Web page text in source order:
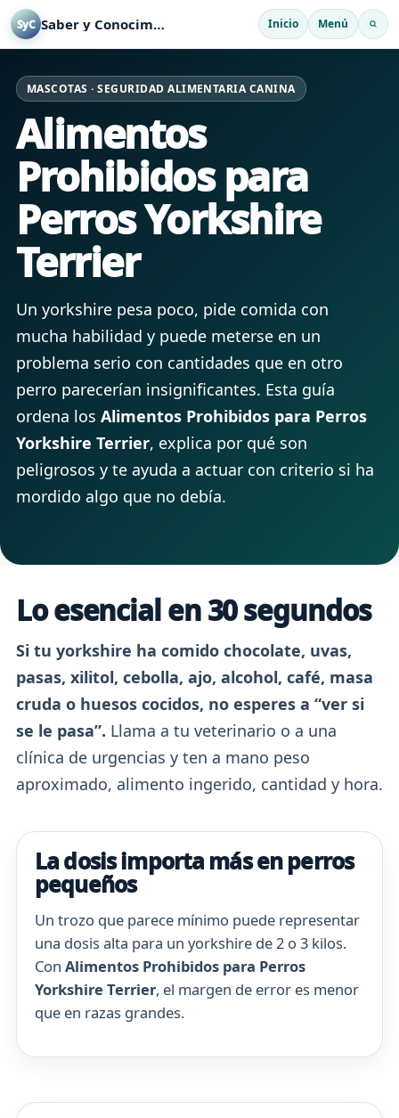
SyC Saber y Conocimiento Inicio Menú
MASCOTAS · SEGURIDAD ALIMENTARIA CANINA
Alimentos
Prohibidos para
Perros Yorkshire
Terrier
Un yorkshire pesa poco, pide comida con
mucha habilidad y puede meterse en un
problema serio con cantidades que en otro
perro parecerían insignificantes. Esta guía
ordena los Alimentos Prohibidos para Perros
Yorkshire Terrier, explica por qué son
peligrosos y te ayuda a actuar con criterio si ha
mordido algo que no debía.
Lo esencial en 30 segundos
Si tu yorkshire ha comido chocolate, uvas,
pasas, xilitol, cebolla, ajo, alcohol, café, masa
cruda o huesos cocidos, no esperes a “ver si
se le pasa”. Llama a tu veterinario o a una
clínica de urgencias y ten a mano peso
aproximado, alimento ingerido, cantidad y hora.
La dosis importa más en perros
pequeños
Un trozo que parece mínimo puede representar
una dosis alta para un yorkshire de 2 o 3 kilos.
Con Alimentos Prohibidos para Perros
Yorkshire Terrier, el margen de error es menor
que en razas grandes.